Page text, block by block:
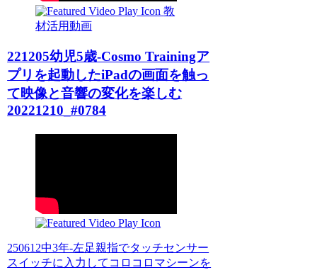
教
材活用動画
221205幼児5歳-Cosmo Trainingア
プリを起動したiPadの画面を触っ
て映像と音響の変化を楽しむ
20221210_#0784
250612中3年-左足親指でタッチセンサー
スイッチに入力してコロコロマシーンを